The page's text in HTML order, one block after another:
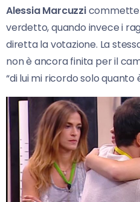
Alessia Marcuzzicommette
verdetto, quando invece i
diretta la votazione. La
non è ancora finita per il
“di lui mi ricordo solo quanto